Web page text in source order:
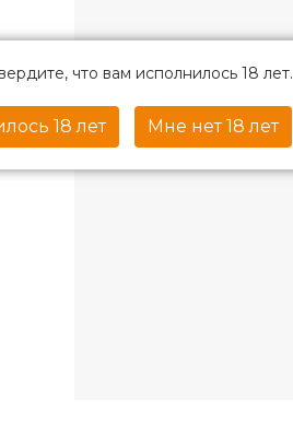
что вам исполнилось 18 лет.
18 лет Мне нет 18 лет